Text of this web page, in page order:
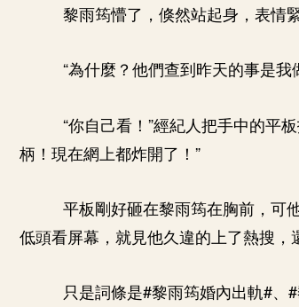
黎雨筠懵了，倏然站起身，表情
“為什麼？他們查到昨天的事是我
“你自己看！”經紀人把手中的平
柄！現在網上都炸開了！”
平板剛好砸在黎雨筠在胸前，可
低頭看屏幕，就見他久違的上了熱搜，
只是詞條是#黎雨筠婚內出軌#、